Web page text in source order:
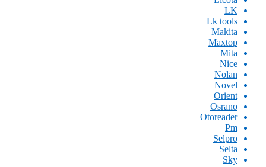
LK
Lk tools
Makita
Maxtop
Mita
Nice
Nolan
Novel
Orient
Osrano
Otoreader
Pm
Selpro
Selta
Sky